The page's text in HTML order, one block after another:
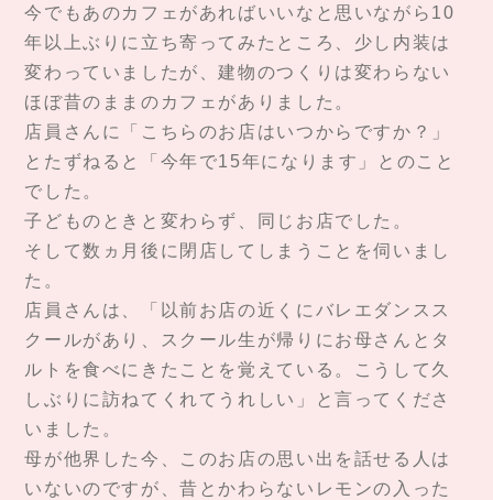
今でもあのカフェがあればいいなと思いながら10
年以上ぶりに立ち寄ってみたところ、少し内装は
変わっていましたが、建物のつくりは変わらない
ほぼ昔のままのカフェがありました。
店員さんに「こちらのお店はいつからですか？」
とたずねると「今年で15年になります」とのこと
でした。
子どものときと変わらず、同じお店でした。
そして数ヵ月後に閉店してしまうことを伺いまし
た。
店員さんは、「以前お店の近くにバレエダンスス
クールがあり、スクール生が帰りにお母さんとタ
ルトを食べにきたことを覚えている。こうして久
しぶりに訪ねてくれてうれしい」と言ってくださ
いました。
母が他界した今、このお店の思い出を話せる人は
いないのですが、昔とかわらないレモンの入った